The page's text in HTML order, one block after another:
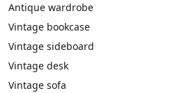
Antique wardrobe
Vintage bookcase
Vintage sideboard
Vintage desk
Vintage sofa